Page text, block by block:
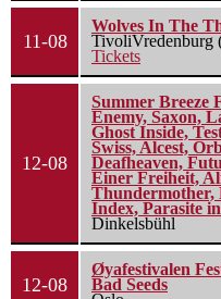
11-08
Wolves In The
TivoliVredenburg
Tickets
12-08
Summer Breeze
Enemy, Saxon,
Ghost Inside,
Swiss, Alcest,
Deafheaven,
Einer Freiheit,
Thundermother,
Index, Parasite
Dinkelsbühl
12-08
Øyafestivalen
Bad Seeds